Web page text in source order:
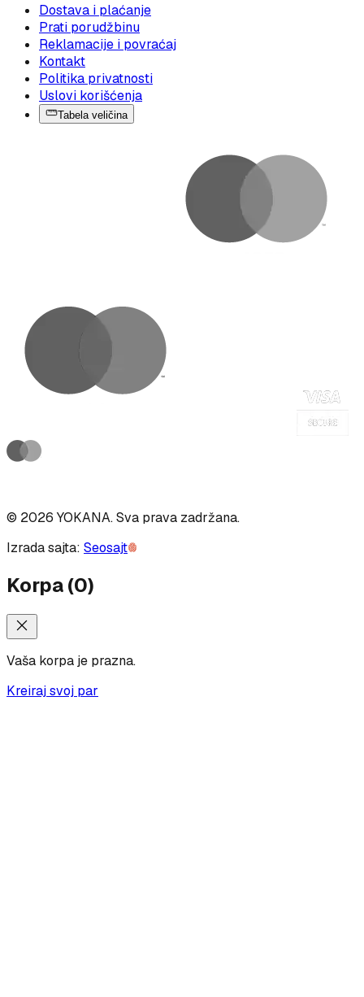
Dostava i plaćanje
Prati porudžbinu
Reklamacije i povraćaj
Kontakt
Politika privatnosti
Uslovi korišćenja
Tabela veličina
© 2026 YOKANA.Sva prava zadržana.
Izrada sajta: Seosajt
Korpa(0)
Vaša korpa je prazna.
Kreiraj svoj par